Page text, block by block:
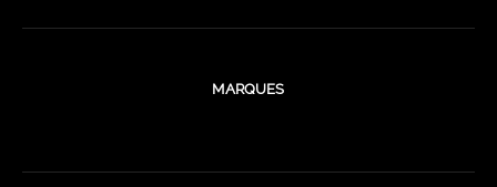
MARQUES